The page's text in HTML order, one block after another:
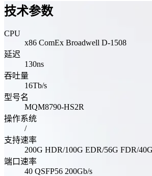
技术参数
CPU
x86 ComEx Broadwell D-1508
延迟
130ns
吞吐量
16Tb/s
型号名
MQM8790-HS2R
操作系统
/
支持速率
200G HDR/100G EDR/56G FDR/
端口速率
40 QSFP56 200Gb/s